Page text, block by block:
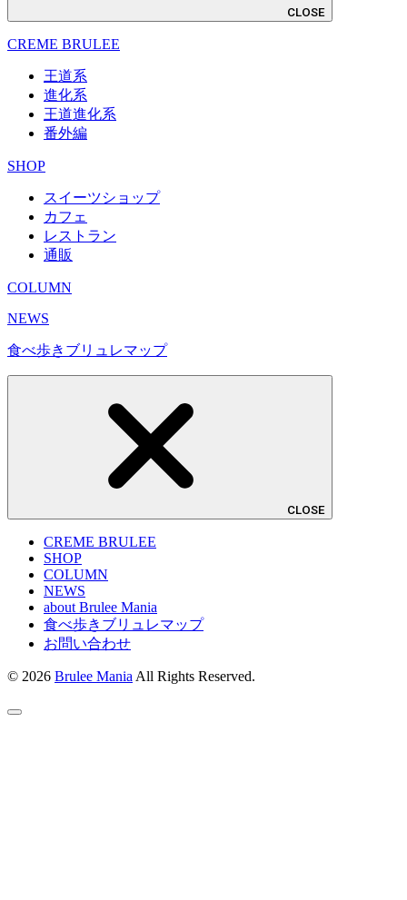
CLOSE
CREME BRULEE
王道系
進化系
王道進化系
番外編
SHOP
スイーツショップ
カフェ
レストラン
通販
COLUMN
NEWS
食べ歩きブリュレマップ
CLOSE
CREME BRULEE
SHOP
COLUMN
NEWS
about Brulee Mania
食べ歩きブリュレマップ
お問い合わせ
© 2026 Brulee Mania All Rights Reserved.